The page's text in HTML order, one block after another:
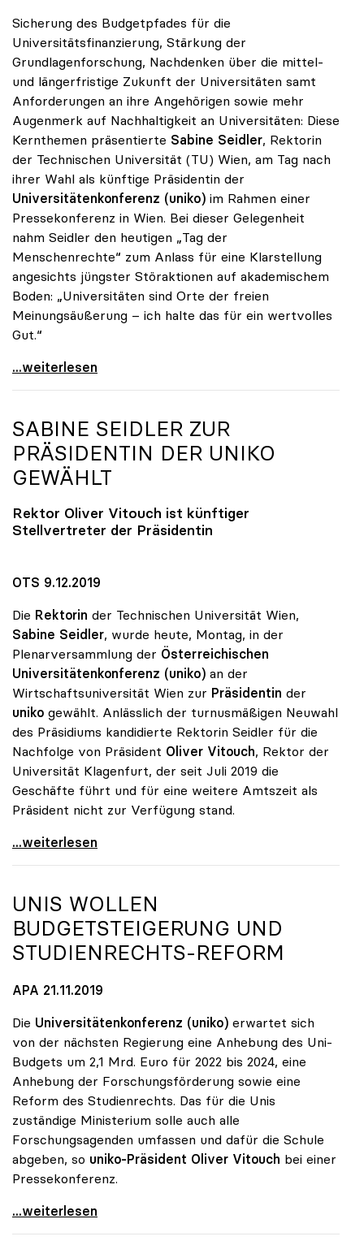
Sicherung des Budgetpfades für die
Universitätsfinanzierung, Stärkung der
Grundlagenforschung, Nachdenken über die mittel-
und längerfristige Zukunft der Universitäten samt
Anforderungen an ihre Angehörigen sowie mehr
Augenmerk auf Nachhaltigkeit an Universitäten: Diese
Kernthemen präsentierte Sabine Seidler, Rektorin
der Technischen Universität (TU) Wien, am Tag nach
ihrer Wahl als künftige Präsidentin der
Universitätenkonferenz (uniko) im Rahmen einer
Pressekonferenz in Wien. Bei dieser Gelegenheit
nahm Seidler den heutigen „Tag der
Menschenrechte“ zum Anlass für eine Klarstellung
angesichts jüngster Störaktionen auf akademischem
Boden: „Universitäten sind Orte der freien
Meinungsäußerung – ich halte das für ein wertvolles
Gut.“
Seidler: „Universitäten sind Orte der freien
...weiterlesen
SABINE SEIDLER ZUR
PRÄSIDENTIN DER UNIKO
GEWÄHLT
Rektor Oliver Vitouch ist künftiger
Stellvertreter der Präsidentin
OTS 9.12.2019
Die Rektorin der Technischen Universität Wien,
Sabine Seidler, wurde heute, Montag, in der
Plenarversammlung der Österreichischen
Universitätenkonferenz (uniko) an der
Wirtschaftsuniversität Wien zur Präsidentin der
uniko gewählt. Anlässlich der turnusmäßigen Neuwahl
des Präsidiums kandidierte Rektorin Seidler für die
Nachfolge von Präsident Oliver Vitouch, Rektor der
Universität Klagenfurt, der seit Juli 2019 die
Geschäfte führt und für eine weitere Amtszeit als
Präsident nicht zur Verfügung stand.
Sabine Seidler zur Präsidentin der uniko gewählt
...weiterlesen
UNIS WOLLEN
BUDGETSTEIGERUNG UND
STUDIENRECHTS-REFORM
APA 21.11.2019
Die Universitätenkonferenz (uniko) erwartet sich
von der nächsten Regierung eine Anhebung des Uni-
Budgets um 2,1 Mrd. Euro für 2022 bis 2024, eine
Anhebung der Forschungsförderung sowie eine
Reform des Studienrechts. Das für die Unis
zuständige Ministerium solle auch alle
Forschungsagenden umfassen und dafür die Schule
abgeben, so uniko-Präsident Oliver Vitouch bei einer
Pressekonferenz.
Unis wollen Budgetsteigerung und
...weiterlesen